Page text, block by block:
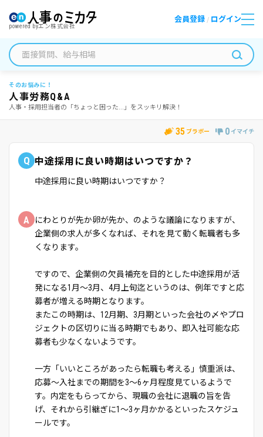
powered byエン株式会社
会員登録 / ログイン
そのお悩みに！
人事労務Q&A
人事・採用担当者の「ちょっと困った...」をスッキリ解決！
35 ブラボー 0 イマイチ
Q 中途採用に良い時期はいつですか？
中途採用に良い時期はいつですか？
A
にわとりが先か卵が先か、のような議論になりますが、
企業側の求人が多くなれば、それを見て動く転職者も多
くなります。
ですので、企業側の欠員補充を目的とした中途採用が活
発になる1月～3月、4月上旬迄というのは、例年ですと応
募者が増える時期となります。
またこの時期は、12月期、3月期といった会社の〆やプロ
ジェクトの区切りに当る時期でもあり、即入社可能な応
募者も少なくないようです。
一方「いいところがあったら転職も考える」慎重派は、
応募～入社までの期間を3～6ヶ月程度見ているようで
す。内定をもらってから、現職の会社に退職の旨を告
げ、それから引継ぎに1～3ヶ月かかるといったスケジュ
ールです。